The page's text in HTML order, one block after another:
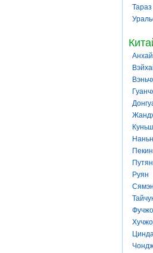
Тараз
Анхай
Пекин
Руян